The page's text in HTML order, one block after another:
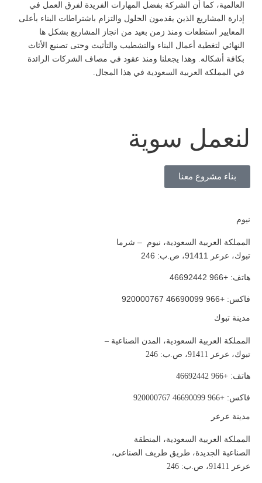
العالمیة، كما أن الشركة بفضل المهارات الفریدة لفرق العمل في
إدارة المشاریع الذین یقدمون الحلول والتزام باشتراطات البناء بأعلى
المعاییر استطعات ومنذ زمن بعید من انجاز المشاریع بشكل ها
النهائي لتغطیة أعمال البناء والتشطیب والتأثیث وحتى تصنیع الأثاث
بكافة أشكاله. وهذا یجعلنا ومنذ عقود في مصاف الشركات الرائدة
في المملكة العربیة السعودیة في هذا المجال.
لنعمل سوية
بناء مشروع معنا
نيوم
المملكة العربية السعودية، نيوم – شرما
تبوك، عرعر 91411، ص.ب: 246
هاتف: +966 46692442
فاكس: +966 46690099 920000767
مدينة تبوك
المملكة العربية السعودية، المدن الصناعية –
تبوك، عرعر 91411، ص.ب: 246
هاتف: +966 46692442
فاكس: +966 46690099 920000767
مدينة عرعر
المملكة العربية السعودية، المنطقة
الصناعية الجديدة، طريق طريف الصناعي،
عرعر 91411، ص.ب: 246